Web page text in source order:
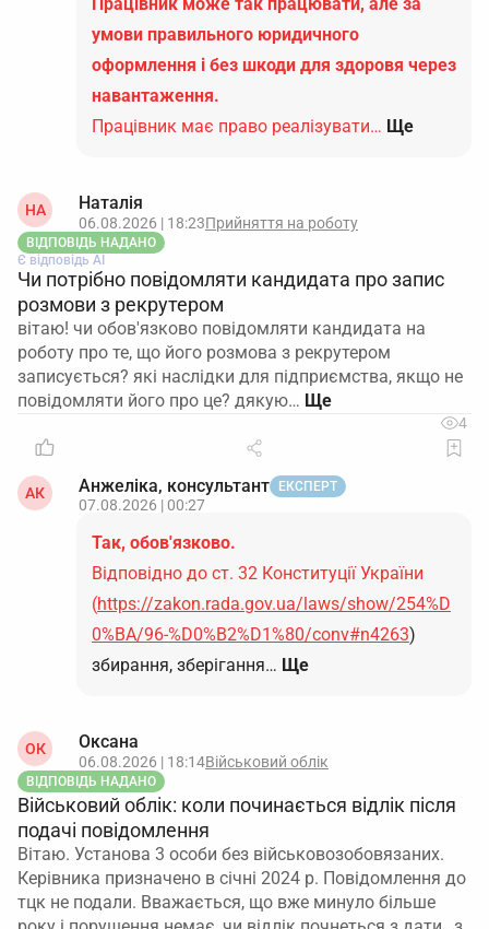
умови правильного юридичного
оформлення і без шкоди для здоровя через
навантаження.
Працівник має право реалізувати… Ще
НА Наталія
06.08.2026 | 18:23Прийняття на роботу
ВІДПОВІДЬ НАДАНО
Є відповідь АІ
Чи потрібно повідомляти кандидата про запис
розмови з рекрутером
вітаю! чи обов'язково повідомляти кандидата на
роботу про те, що його розмова з рекрутером
записується? які наслідки для підприємства, якщо не
повідомляти його про це? дякую…
4
АК Анжеліка, консультант ЕКСПЕРТ
07.08.2026 | 00:27
Так, обов'язково.
Відповідно до ст. 32 Конституції України
(https://zakon.rada.gov.ua/laws/show/254%D
0%BA/96-%D0%B2%D1%80/conv#n4263)
збирання, зберігання… Ще
ОК Оксана
06.08.2026 | 18:14Військовий облік
ВІДПОВІДЬ НАДАНО
Військовий облік: коли починається відлік після
подачі повідомлення
Вітаю. Установа 3 особи без військовозобовязаних.
Керівника призначено в січні 2024 р. Повідомлення до
тцк не подали. Вважається, що вже минуло більше